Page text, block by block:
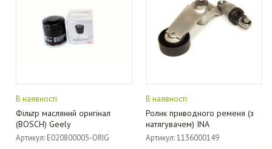
В наявності
Фільтр масляний оригінал
(BOSCH) Geely
Артикул: E020800005-ORIG
В наявності
Ролик приводного ременя (з
натягувачем) INA
Артикул: 1136000149